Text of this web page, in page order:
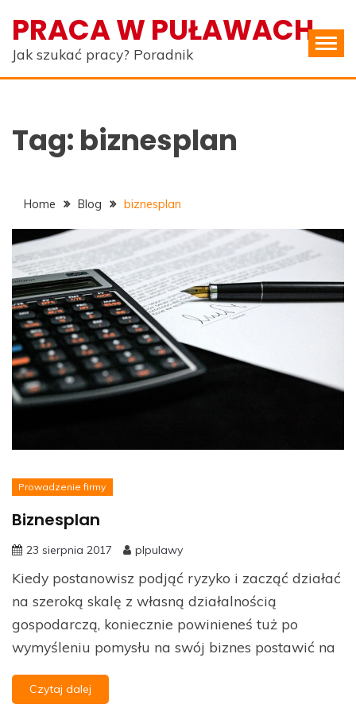
content
PRACA W PUŁAWACH
Jak szukać pracy? Poradnik
Tag: biznesplan
Home Blog biznesplan
Prowadzenie firmy
Biznesplan
23 sierpnia 2017 plpulawy
Kiedy postanowisz podjąć ryzyko i zacząć działać
na szeroką skalę z własną działalnością
gospodarczą, koniecznie powinieneś tuż po
wymyśleniu pomysłu na swój biznes postawić na
Czytaj dalej